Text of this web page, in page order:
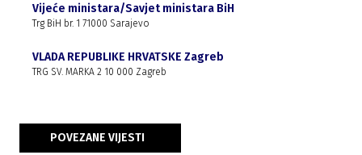
Vijeće ministara/Savjet ministara BiH
Trg BiH br. 1 71000 Sarajevo
VLADA REPUBLIKE HRVATSKE Zagreb
TRG SV. MARKA 2 10 000 Zagreb
POVEZANE VIJESTI